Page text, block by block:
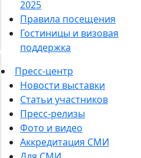
2025
Правила посещения
Гостиницы и визовая
поддержка
Пресс-центр
Новости выставки
Статьи участников
Пресс-релизы
Фото и видео
Аккредитация СМИ